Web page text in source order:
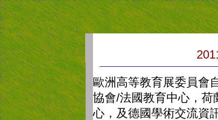
歐洲高等教育展委員會
協會/法國教育中心，荷
心，及德國學術交流資